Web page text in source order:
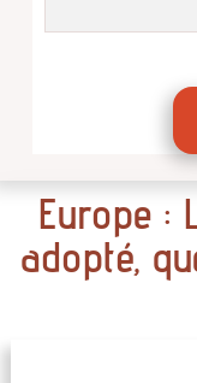
Europe :
adopté,